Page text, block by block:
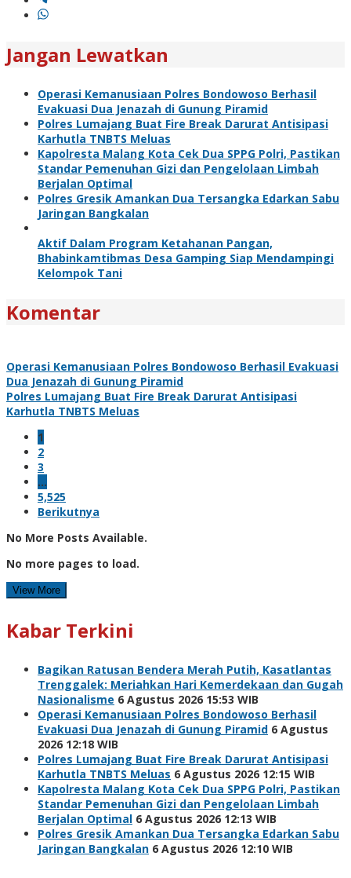
Jangan Lewatkan
Operasi Kemanusiaan Polres Bondowoso Berhasil
Evakuasi Dua Jenazah di Gunung Piramid
Polres Lumajang Buat Fire Break Darurat Antisipasi
Karhutla TNBTS Meluas
Kapolresta Malang Kota Cek Dua SPPG Polri, Pastikan
Standar Pemenuhan Gizi dan Pengelolaan Limbah
Berjalan Optimal
Polres Gresik Amankan Dua Tersangka Edarkan Sabu
Jaringan Bangkalan
Aktif Dalam Program Ketahanan Pangan,
Bhabinkamtibmas Desa Gamping Siap Mendampingi
Kelompok Tani
Komentar
Operasi Kemanusiaan Polres Bondowoso Berhasil Evakuasi
Dua Jenazah di Gunung Piramid
Polres Lumajang Buat Fire Break Darurat Antisipasi
Karhutla TNBTS Meluas
1
2
3
…
5,525
Berikutnya
No More Posts Available.
No more pages to load.
View More
Kabar Terkini
Bagikan Ratusan Bendera Merah Putih, Kasatlantas
Trenggalek: Meriahkan Hari Kemerdekaan dan Gugah
Nasionalisme 6 Agustus 2026 15:53 WIB
Operasi Kemanusiaan Polres Bondowoso Berhasil
Evakuasi Dua Jenazah di Gunung Piramid 6 Agustus
2026 12:18 WIB
Polres Lumajang Buat Fire Break Darurat Antisipasi
Karhutla TNBTS Meluas 6 Agustus 2026 12:15 WIB
Kapolresta Malang Kota Cek Dua SPPG Polri, Pastikan
Standar Pemenuhan Gizi dan Pengelolaan Limbah
Berjalan Optimal 6 Agustus 2026 12:13 WIB
Polres Gresik Amankan Dua Tersangka Edarkan Sabu
Jaringan Bangkalan 6 Agustus 2026 12:10 WIB